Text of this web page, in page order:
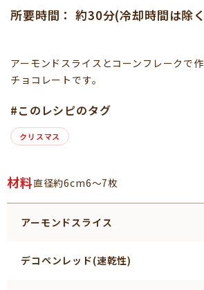
所要時間： 約30分(冷却時間は除
アーモンドスライスとコーンフレークで
チョコレートです。
#このレシピのタグ
クリスマス
材料直径約6cm6～7枚
アーモンドスライス
デコペンレッド(速乾性)